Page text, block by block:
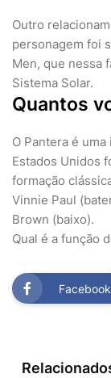
Outro
personagem foi
Men, que nessa
Sistema Solar.
Quantos
O Pantera é
Estados Unidos
formação
Vinnie Paul
Brown (baixo).
Qual é a função
Facebook